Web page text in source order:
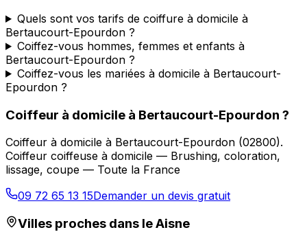
Quels sont vos tarifs de coiffure à domicile à
Bertaucourt-Epourdon ?
Coiffez-vous hommes, femmes et enfants à
Bertaucourt-Epourdon ?
Coiffez-vous les mariées à domicile à Bertaucourt-
Epourdon ?
Coiffeur à domicile à Bertaucourt-Epourdon ?
Coiffeur à domicile à Bertaucourt-Epourdon (02800).
Coiffeur coiffeuse à domicile — Brushing, coloration,
lissage, coupe — Toute la France
09 72 65 13 15Demander un devis gratuit
Villes proches dans leAisne